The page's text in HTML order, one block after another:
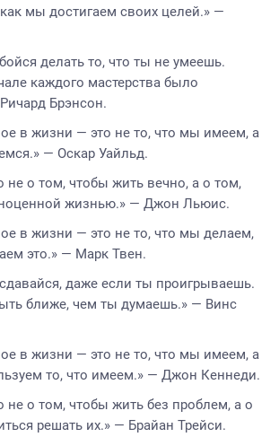
мы достигаем своих целей.» —
делать то, что ты не умеешь.
каждого мастерства было
Брэнсон.
в жизни — это не то, что мы имеем, а
— Оскар Уайльд.
не о том, чтобы жить вечно, а о том,
жизнью.» — Джон Льюис.
в жизни — это не то, что мы делаем,
это.» — Марк Твен.
даже если ты проигрываешь.
ближе, чем ты думаешь.» — Винс
в жизни — это не то, что мы имеем, а
то, что имеем.» — Джон Кеннеди.
не о том, чтобы жить без проблем, а о
решать их.» — Брайан Трейси.